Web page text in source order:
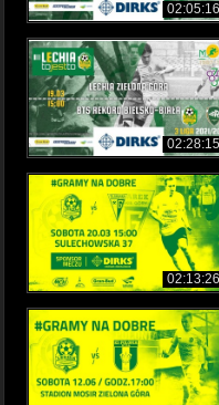
02:05:16
02:28:15
02:13:26